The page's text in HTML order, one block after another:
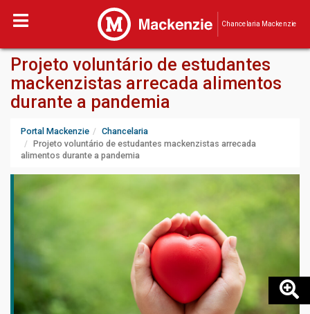
Chancelaria Mackenzie
Projeto voluntário de estudantes
mackenzistas arrecada alimentos
durante a pandemia
Portal Mackenzie
Chancelaria
Projeto voluntário de estudantes mackenzistas arrecada
alimentos durante a pandemia